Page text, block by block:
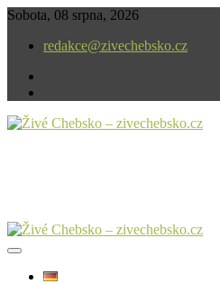
Skip
content
Sobota, 08 srpna, 2026
redakce@zivechebsko.cz